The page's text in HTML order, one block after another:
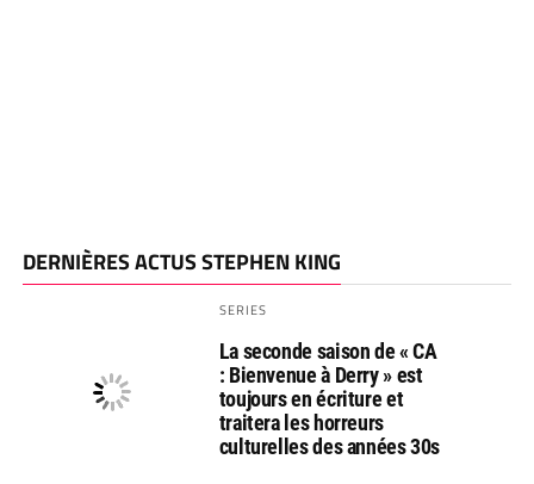
DERNIÈRES ACTUS STEPHEN KING
SERIES
La seconde saison de « CA
: Bienvenue à Derry » est
toujours en écriture et
traitera les horreurs
culturelles des années 30s